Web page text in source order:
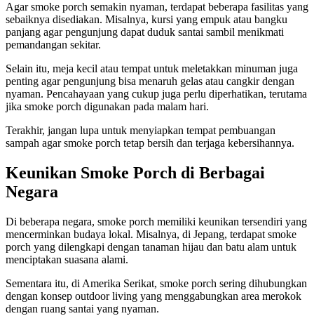
Agar smoke porch semakin nyaman, terdapat beberapa fasilitas yang
sebaiknya disediakan. Misalnya, kursi yang empuk atau bangku
panjang agar pengunjung dapat duduk santai sambil menikmati
pemandangan sekitar.
Selain itu, meja kecil atau tempat untuk meletakkan minuman juga
penting agar pengunjung bisa menaruh gelas atau cangkir dengan
nyaman. Pencahayaan yang cukup juga perlu diperhatikan, terutama
jika smoke porch digunakan pada malam hari.
Terakhir, jangan lupa untuk menyiapkan tempat pembuangan
sampah agar smoke porch tetap bersih dan terjaga kebersihannya.
Keunikan Smoke Porch di Berbagai
Negara
Di beberapa negara, smoke porch memiliki keunikan tersendiri yang
mencerminkan budaya lokal. Misalnya, di Jepang, terdapat smoke
porch yang dilengkapi dengan tanaman hijau dan batu alam untuk
menciptakan suasana alami.
Sementara itu, di Amerika Serikat, smoke porch sering dihubungkan
dengan konsep outdoor living yang menggabungkan area merokok
dengan ruang santai yang nyaman.